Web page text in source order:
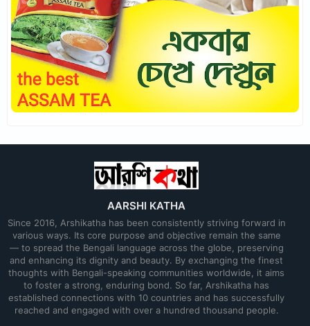
AARSHI KATHA
Since 2016, Arshikatha has been consistently striving forward in
various ways. Its core purpose and objective remain the same
— to spread the Bengali language across the globe, preserving
and enhancing its dignity and beauty. By exchanging the finest
thoughts with Bengali-speaking communities worldwide, it aims
to foster a strong, enduring bond. So far, Arshikatha has
established connections with 10 countries and has successfully
reached and engaged with over a hundred thousand people.